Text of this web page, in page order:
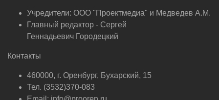
Учредители: ООО "Проектмедиа" и Медведев А.М.
Главный редактор - Сергей
Геннадьевич Городецкий
Контакты
460000, г. Оренбург, Бухарский, 15
Тел. (3532)370-083